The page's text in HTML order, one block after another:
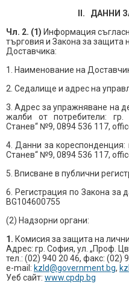
II.
ДАННИ
Чл. 2. (1) Информация
търговия и Закона за защита
Доставчика:
1. Наименование на
2. Седалище и адрес на
3. Адрес за упражняване на
жалби от потребители:
Станев“ №9, 0894 536 117,
4. Данни за кореспонденция:
Станев“ №9, 0894 536 117,
5. Вписване в публични
6. Регистрация по Закона за
BG104600755
(2) Надзорни органи:
1. Комисия за защита на
Адрес: гр. София, ул. „Проф.
тел.: (02) 940 20 46, факс: (02)
е-mail: kzld@government.bg,
Уеб сайт: www.cpdp.bg